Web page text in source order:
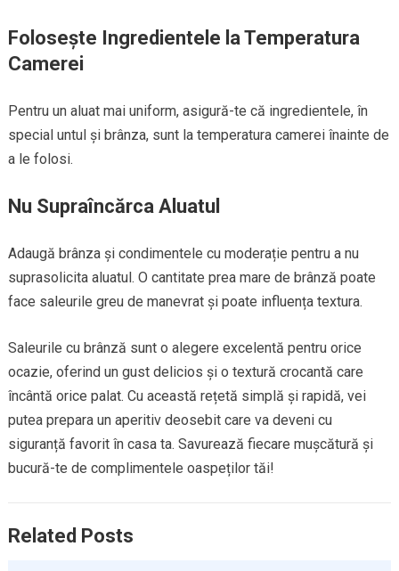
Folosește Ingredientele la Temperatura
Camerei
Pentru un aluat mai uniform, asigură-te că ingredientele, în
special untul și brânza, sunt la temperatura camerei înainte de
a le folosi.
Nu Supraîncărca Aluatul
Adaugă brânza și condimentele cu moderație pentru a nu
suprasolicita aluatul. O cantitate prea mare de brânză poate
face saleurile greu de manevrat și poate influența textura.
Saleurile cu brânză sunt o alegere excelentă pentru orice
ocazie, oferind un gust delicios și o textură crocantă care
încântă orice palat. Cu această rețetă simplă și rapidă, vei
putea prepara un aperitiv deosebit care va deveni cu
siguranță favorit în casa ta. Savurează fiecare mușcătură și
bucură-te de complimentele oaspeților tăi!
Related Posts